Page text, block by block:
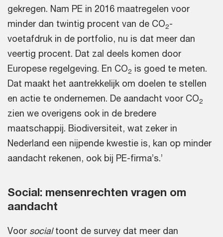
gekregen. Nam PE in 2016 maatregelen voor
minder dan twintig procent van de CO2-
voetafdruk in de portfolio, nu is dat meer dan
veertig procent. Dat zal deels komen door
Europese regelgeving. En CO2 is goed te meten.
Dat maakt het aantrekkelijk om doelen te stellen
en actie te ondernemen. De aandacht voor CO2
zien we overigens ook in de bredere
maatschappij. Biodiversiteit, wat zeker in
Nederland een nijpende kwestie is, kan op minder
aandacht rekenen, ook bij PE-firma’s.’
Social: mensenrechten vragen om
aandacht
Voor socialtoont de survey dat meer dan